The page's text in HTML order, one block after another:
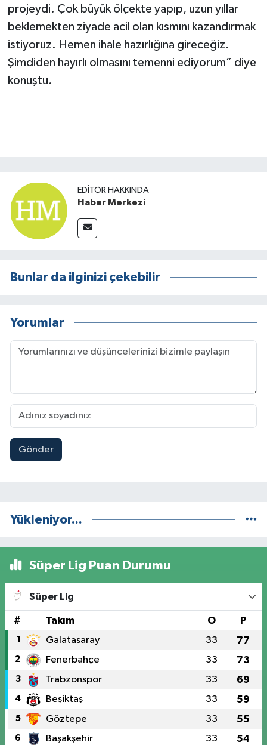
projeydi. Çok büyük ölçekte yapıp, uzun yıllar
beklemekten ziyade acil olan kısmını kazandırmak
istiyoruz. Hemen ihale hazırlığına gireceğiz.
Şimdiden hayırlı olmasını temenni ediyorum” diye
konuştu.
EDITÖR HAKKINDA
Haber Merkezi
Bunlar da ilginizi çekebilir
Yorumlar
Gönder
Yükleniyor...
Süper Lig Puan Durumu
Süper Lig
# Takım O P
1 Galatasaray 33 77
2 Fenerbahçe 33 73
3 Trabzonspor 33 69
4 Beşiktaş 33 59
5 Göztepe 33 55
6 Başakşehir 33 54